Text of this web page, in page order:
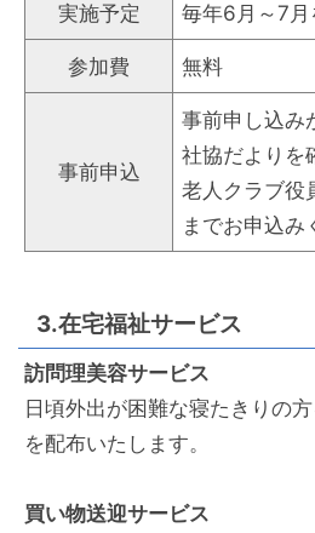
実施予定 毎年6月～7月
参加費 無料
事前申込
事前申し込み
社協だよりを
老人クラブ役
までお申込み
3.在宅福祉サービス
訪問理美容サービス
日頃外出が困難な寝たきりの
を配布いたします。
買い物送迎サービス